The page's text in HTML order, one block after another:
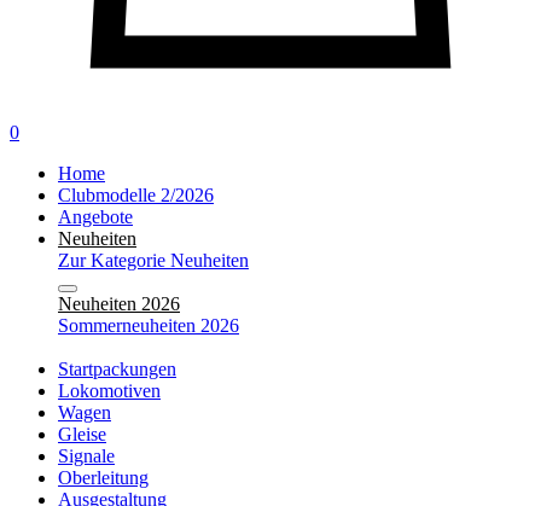
0
Home
Clubmodelle 2/2026
Angebote
Neuheiten
Zur Kategorie Neuheiten
Neuheiten 2026
Sommerneuheiten 2026
Startpackungen
Lokomotiven
Wagen
Gleise
Signale
Oberleitung
Ausgestaltung